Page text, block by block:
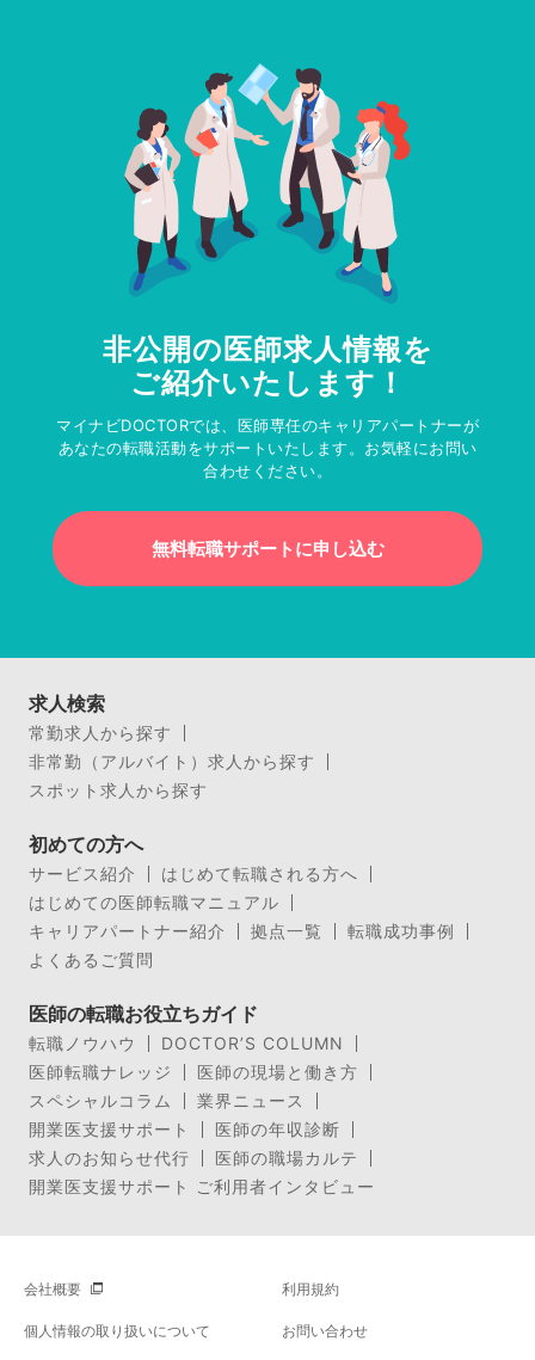
非公開の医師求人情報を
ご紹介いたします！
マイナビDOCTORでは、医師専任のキャリアパートナーが
あなたの転職活動をサポートいたします。お気軽にお問い
合わせください。
無料転職サポートに申し込む
求人検索
常勤求人から探す
非常勤（アルバイト）求人から探す
スポット求人から探す
初めての方へ
サービス紹介
はじめて転職される方へ
はじめての医師転職マニュアル
キャリアパートナー紹介
拠点一覧
転職成功事例
よくあるご質問
医師の転職お役立ちガイド
転職ノウハウ
DOCTOR’S COLUMN
医師転職ナレッジ
医師の現場と働き方
スペシャルコラム
業界ニュース
開業医支援サポート
医師の年収診断
求人のお知らせ代行
医師の職場カルテ
開業医支援サポート ご利用者インタビュー
会社概要 利用規約
個人情報の取り扱いについて お問い合わせ